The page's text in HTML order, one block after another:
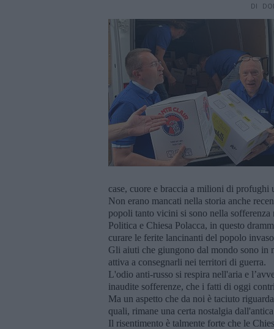
DI
case, cuore e braccia a milioni di profughi
Non erano mancati nella storia anche
popoli tanto vicini si sono nella
Politica e Chiesa Polacca, in questo
curare le ferite lancinanti del popolo
Gli aiuti che giungono dal mondo sono in
attiva a consegnarli nei territori di guerra.
L'odio anti-russo si respira nell'aria e
inaudite sofferenze, che i fatti di oggi
Ma un aspetto che da noi è taciuto
quali, rimane una certa nostalgia
Il risentimento è talmente forte che le